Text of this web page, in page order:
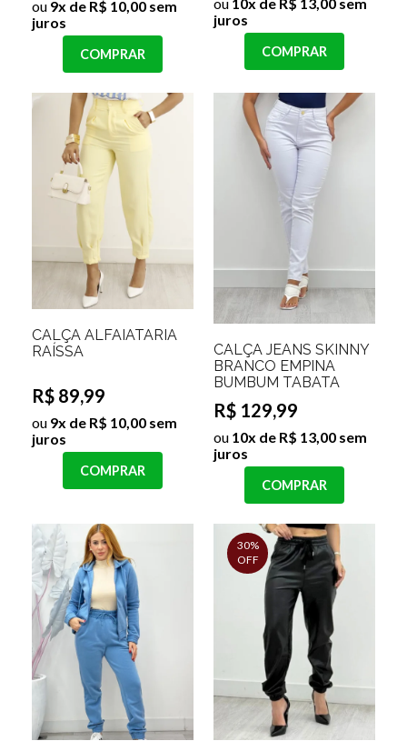
ou 9x de R$ 10,00 sem
juros
COMPRAR
ou 10x de R$ 13,00 sem
juros
COMPRAR
CALÇA ALFAIATARIA
RAÍSSA
R$ 89,99
ou 9x de R$ 10,00 sem
juros
COMPRAR
CALÇA JEANS SKINNY
BRANCO EMPINA
BUMBUM TABATA
R$ 129,99
ou 10x de R$ 13,00 sem
juros
COMPRAR
30%
OFF